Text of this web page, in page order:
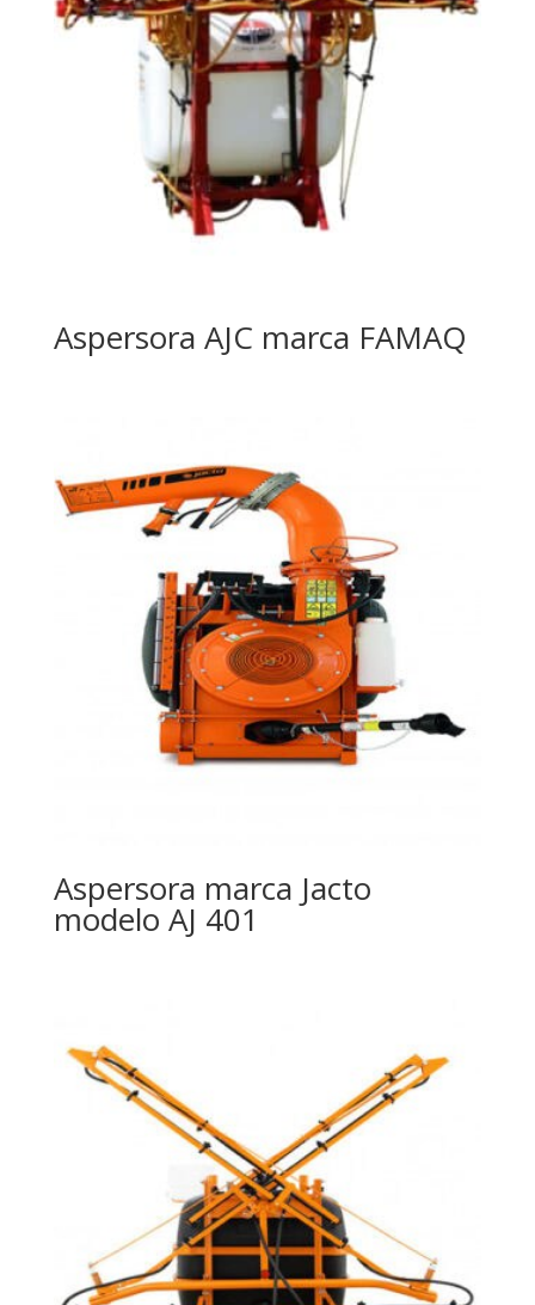
Aspersora AJC marca FAMAQ
Aspersora marca Jacto
modelo AJ 401